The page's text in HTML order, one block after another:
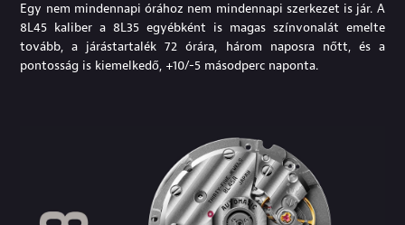
Egy nem mindennapi órához nem mindennapi szerkezet is jár. A
8L45 kaliber a 8L35 egyébként is magas színvonalát emelte
tovább, a járástartalék 72 órára, három naposra nőtt, és a
pontosság is kiemelkedő, +10/-5 másodperc naponta.